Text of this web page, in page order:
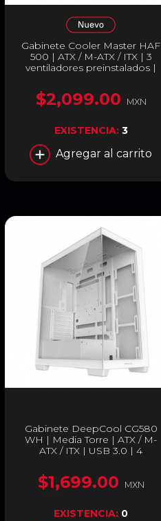
Gabinete Cooler Master HAF
500 | ATX / M-ATX / ITX | 3
ventiladores preinstalados |
$2,099.00 MXN
EXISTENCIA: 3
Agregar al carrito
Gabinete DeepCool CG580
WH | Media Torre | ATX / M-
ATX / ITX | USB 3.0 | 4
(120mm)| Blanco | R-CG5802-
WHADA4-G-1
$1,699.00 MXN
EXISTENCIA: 0